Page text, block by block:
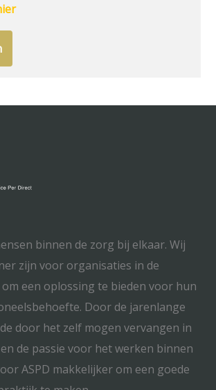
binnen de zorg bij elkaar. Wij
zijn voor organisaties in de
een oplossing te bieden voor hun
Door de jarenlange
door het zelf mogen vervangen in
de passie voor het werken binnen
ASPD makkelijker om een goede